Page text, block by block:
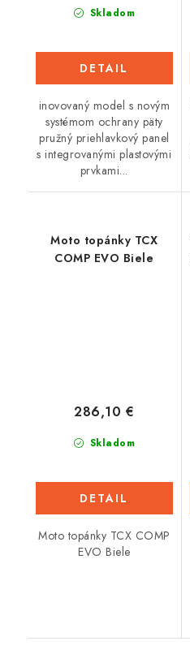
Skladom
DETAIL
inovovaný model s novým
systémom ochrany päty
pružný priehlavkový panel
s integrovanými plastovými
prvkami...
Moto topánky TCX
COMP EVO Biele
Skladom
286,10 €
DETAIL
Moto topánky TCX COMP
EVO Biele